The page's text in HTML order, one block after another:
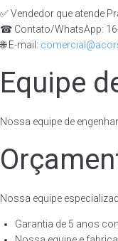
✅ Vendedor que atende
☎ Contato/WhatsApp:
🌐 E-mail:
Equipe
Nossa equipe de
Nossa equipe
Garantia de 5 anos